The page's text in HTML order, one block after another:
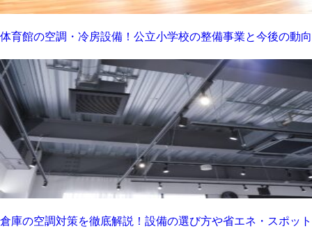
体育館の空調・冷房設備！公立小学校の整備事業と今後の動向
倉庫の空調対策を徹底解説！設備の選び方や省エネ・スポット